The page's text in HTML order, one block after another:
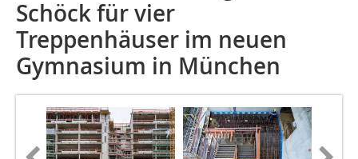
Schöck für vier
Treppenhäuser im neuen
Gymnasium in München